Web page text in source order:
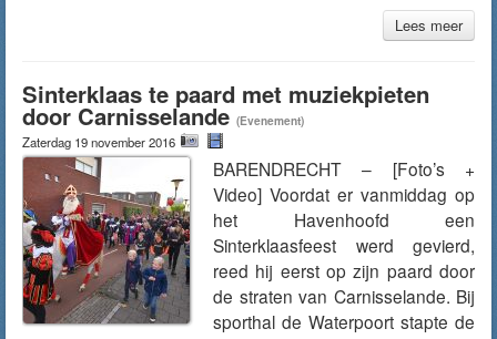
Lees meer
Sinterklaas te paard met muziekpieten
door Carnisselande (Evenement)
Zaterdag 19 november 2016
BARENDRECHT – [Foto’s +
Video] Voordat er vanmiddag op
het Havenhoofd een
Sinterklaasfeest werd gevierd,
reed hij eerst op zijn paard door
de straten van Carnisselande. Bij
sporthal de Waterpoort stapte de